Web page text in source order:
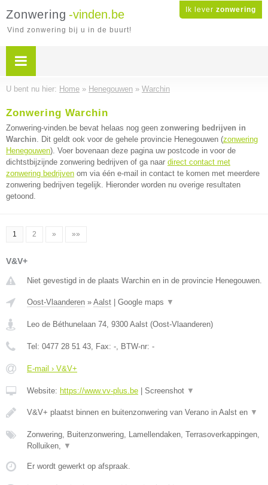
Ik lever zonwering
Zonwering -vinden.be
Vind zonwering bij u in de buurt!
U bent nu hier: Home » Henegouwen » Warchin
Zonwering Warchin
Zonwering-vinden.be bevat helaas nog geen zonwering bedrijven in
Warchin. Dit geldt ook voor de gehele provincie Henegouwen (zonwering
Henegouwen). Voer bovenaan deze pagina uw postcode in voor de
dichtstbijzijnde zonwering bedrijven of ga naar direct contact met
zonwering bedrijven om via één e-mail in contact te komen met meerdere
zonwering bedrijven tegelijk. Hieronder worden nu overige resultaten
getoond.
1 2 » »»
V&V+
Niet gevestigd in de plaats Warchin en in de provincie Henegouwen.
Oost-Vlaanderen » Aalst Google maps ▼
Leo de Béthunelaan 74, 9300 Aalst (Oost-Vlaanderen)
Tel: 0477 28 51 43, Fax: -, BTW-nr: -
E-mail › V&V+
Website: https://www.vv-plus.be Screenshot ▼
V&V+ plaatst binnen en buitenzonwering van Verano in Aalst en ▼
Zonwering, Buitenzonwering, Lamellendaken, Terrasoverkappingen,
Rolluiken, ▼
Er wordt gewerkt op afspraak.